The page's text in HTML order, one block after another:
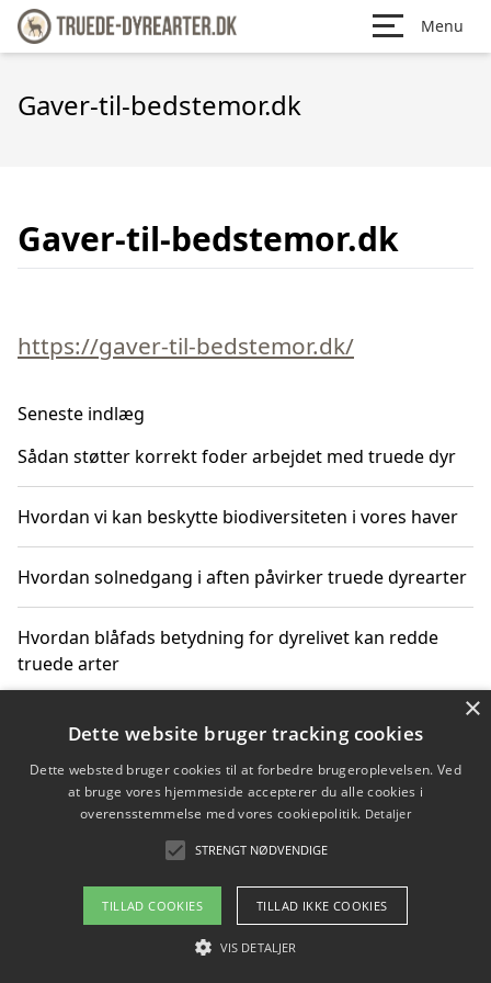
Menu
Gaver-til-bedstemor.dk
Gaver-til-bedstemor.dk
https://gaver-til-bedstemor.dk/
Seneste indlæg
Sådan støtter korrekt foder arbejdet med truede dyr
Hvordan vi kan beskytte biodiversiteten i vores haver
Hvordan solnedgang i aften påvirker truede dyrearter
Hvordan blåfads betydning for dyrelivet kan redde
truede arter
Hvordan kan gaver til unge voksne støtte bevarelsen
Copyright 2026 - Pilanto Aps
Om / kontakt
Blog Betingelser
×
Dette website bruger tracking cookies
Dette websted bruger cookies til at forbedre brugeroplevelsen. Ved
at bruge vores hjemmeside accepterer du alle cookies i
overensstemmelse med vores cookiepolitik. Detaljer
STRENGT NØDVENDIGE
TILLAD COOKIES TILLAD IKKE COOKIES
VIS DETALJER